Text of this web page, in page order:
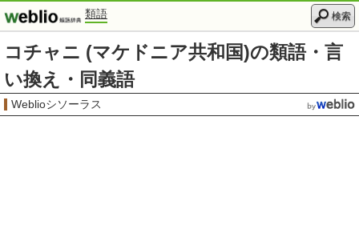
類語 検索
コチャニ (マケドニア共和国)の類語・言
い換え・同義語
Weblioシソーラス